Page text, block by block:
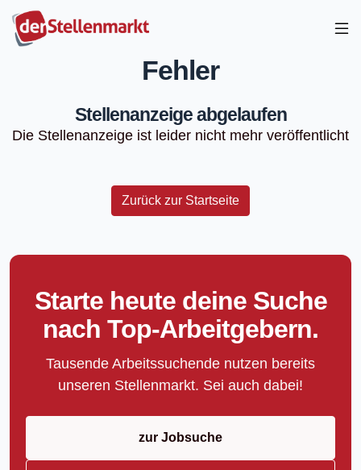
Fehler
Stellenanzeige abgelaufen
Die Stellenanzeige ist leider nicht mehr veröffentlicht
Zurück zur Startseite
Starte heute deine Suche
nach Top-Arbeitgebern.
Tausende Arbeitssuchende nutzen bereits
unseren Stellenmarkt. Sei auch dabei!
zur Jobsuche